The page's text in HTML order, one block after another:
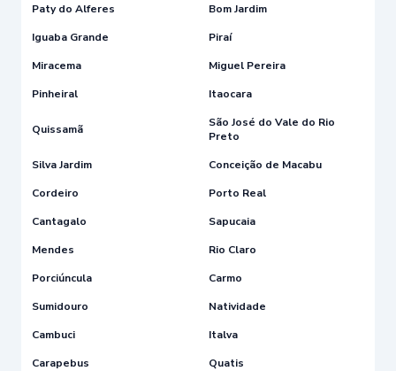
Paty do Alferes
Bom Jardim
Iguaba Grande
Piraí
Miracema
Miguel Pereira
Pinheiral
Itaocara
Quissamã
São José do Vale do Rio
Preto
Silva Jardim
Conceição de Macabu
Cordeiro
Porto Real
Cantagalo
Sapucaia
Mendes
Rio Claro
Porciúncula
Carmo
Sumidouro
Natividade
Cambuci
Italva
Carapebus
Quatis